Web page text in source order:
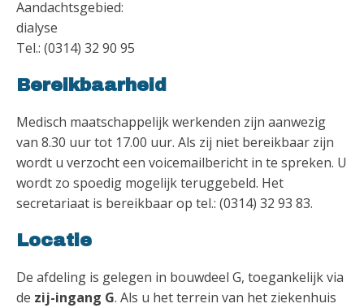
Aandachtsgebied:
dialyse
Tel.: (0314) 32 90 95
Bereikbaarheid
Medisch maatschappelijk werkenden zijn aanwezig
van 8.30 uur tot 17.00 uur. Als zij niet bereikbaar zijn
wordt u verzocht een voicemailbericht in te spreken. U
wordt zo spoedig mogelijk teruggebeld. Het
secretariaat is bereikbaar op tel.: (0314) 32 93 83.
Locatie
De afdeling is gelegen in bouwdeel G, toegankelijk via
de zij-ingang G. Als u het terrein van het ziekenhuis